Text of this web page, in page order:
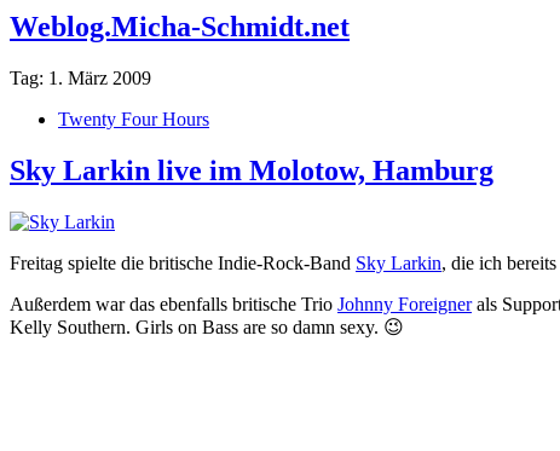
Weblog.Micha-Schmidt.net
Tag: 1. März 2009
Twenty Four Hours
Sky Larkin live im Molotow, Hamburg
Freitag spielte die britische Indie-Rock-Band Sky Larkin, die ich bereits
Außerdem war das ebenfalls britische Trio Johnny Foreignerals
Kelly Southern. Girls on Bass are so damn sexy. 😉